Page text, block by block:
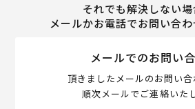
それでも解決しない場
メールかお電話でお問い合わ
メールでのお問い
頂きましたメールのお問い合
順次メールでご連絡いた